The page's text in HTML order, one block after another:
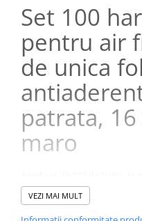
Set 100
pentru air
de unica
patrata,
maro
ideala pentru cei care doresc
eficient de a gati. Concepute
preparare a alimentelor,
VEZI MAI MULT